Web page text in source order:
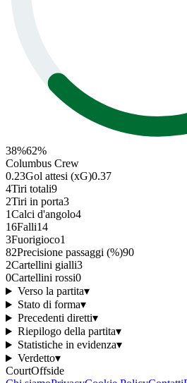
38%62%
Columbus Crew
0.23Gol attesi (xG)0.37
4Tiri totali9
2Tiri in porta3
1Calci d'angolo4
16Falli14
3Fuorigioco1
82Precisione passaggi (%)90
2Cartellini gialli3
0Cartellini rossi0
Verso la partita▾
Stato di forma▾
Precedenti diretti▾
Riepilogo della partita▾
Statistiche in evidenza▾
Verdetto▾
CourtOffside